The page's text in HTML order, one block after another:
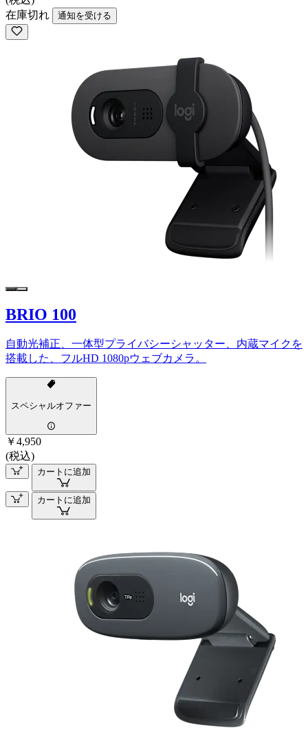
在庫切れ
通知を受ける
BRIO 100
自動光補正、一体型プライバシーシャッター、内蔵マイクを
搭載した、フルHD 1080pウェブカメラ。
スペシャルオファー
￥4,950
(税込)
カートに追加
カートに追加